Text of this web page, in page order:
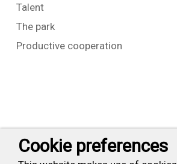
Talent
The park
Productive cooperation
Contact
Cookie preferences